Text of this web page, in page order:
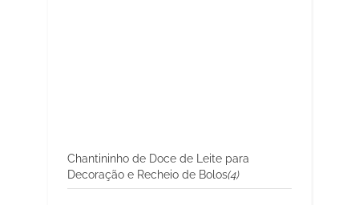
Chantininho de Doce de Leite para
Decoração e Recheio de Bolos(4)